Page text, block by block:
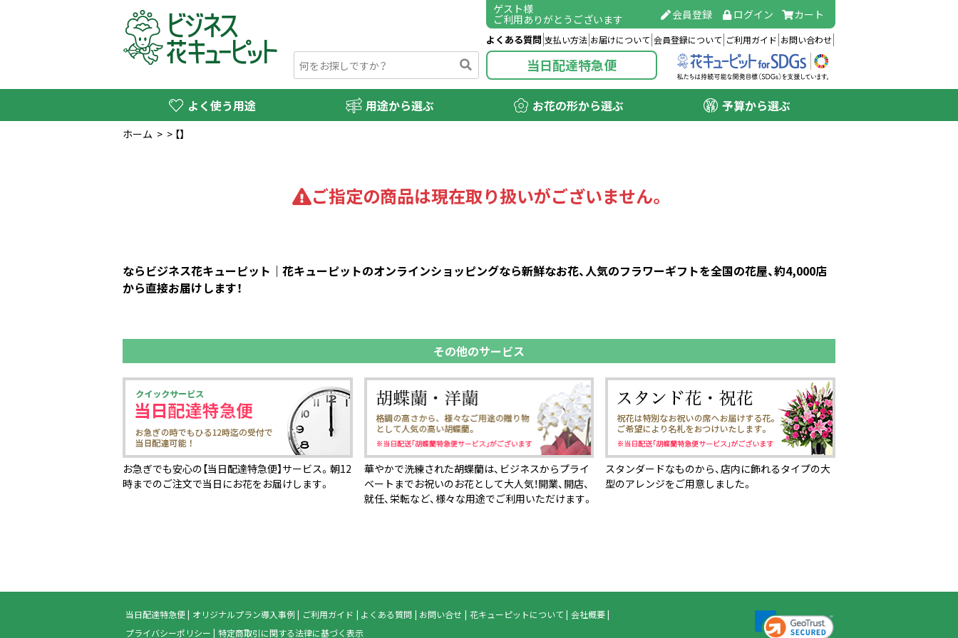
ゲスト様
ご利用ありがとうございます 会員登録 ログイン カート
よくある質問 支払い方法 お届けについて 会員登録について ご利用ガイド お問い合わせ
当日配達特急便
よく使う用途 用途から選ぶ お花の形から選ぶ 予算から選ぶ
ホーム > > 【】
ご指定の商品は現在取り扱いがございません。
ならビジネス花キューピット｜花キューピットのオンラインショッピングなら新鮮なお花、人気のフラワーギフトを全国の花屋、約4,000店
から直接お届けします！
その他のサービス
お急ぎでも安心の【当日配達特急便】サービス。朝12
時までのご注文で当日にお花をお届けします。
華やかで洗練された胡蝶蘭は、ビジネスからプライ
ベートまでお祝いのお花として大人気！開業、開店、
就任、栄転など、様々な用途でご利用いただけます。
スタンダードなものから、店内に飾れるタイプの大
型のアレンジをご用意しました。
当日配達特急便 オリジナルプラン導入事例 ご利用ガイド よくある質問 お問い合せ 花キューピットについて
会社概要
プライバシーポリシー
特定商取引に関する法律に基づく表示